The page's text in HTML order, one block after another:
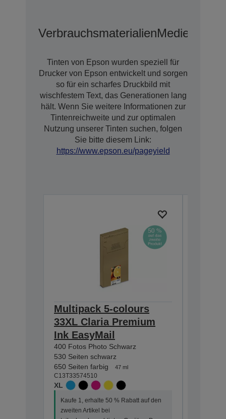
VerbrauchsmaterialienMedien
Tinten von Epson wurden speziell für
Drucker von Epson entwickelt und sorgen
so für ein scharfes Druckbild mit
wischfestem Text, das Generationen lang
hält. Wenn Sie weitere Informationen zur
Tintenreichweite und zur optimalen
Nutzung unserer Tinten suchen, folgen
Sie bitte diesem Link:
https://www.epson.eu/pageyield
Multipack 5-colours
33XL Claria Premium
Ink EasyMail
400 Fotos Photo Schwarz
530 Seiten schwarz
650 Seiten farbig
47 ml
C13T33574510
XL
Kaufe 1, erhalte 50 % Rabatt auf den
zweiten Artikel bei